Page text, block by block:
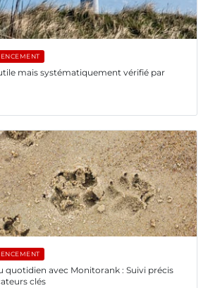
mais systématiquement vérifié par
quotidien avec Monitorank : Suivi précis
clés